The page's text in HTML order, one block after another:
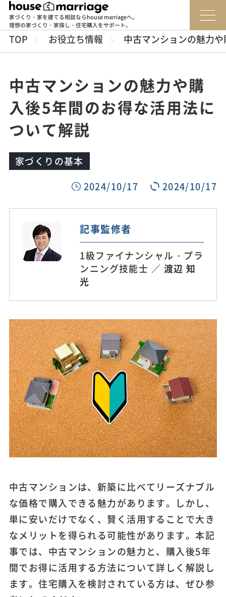
家づくり・家を建てる相談ならhouse marriageへ。
理想の家づくり・家探し・住宅購入をサポート。
TOP お役立ち情報 中古マンションの魅力
中古マンションの魅力や購
入後5年間のお得な活用法に
ついて解説
家づくりの基本
2024/10/17
2024/10/17
記事監修者
1級ファイナンシャル・プラ
ンニング技能士 ／ 渡辺 知
光
中古マンションは、新築に比べてリーズナブル
な価格で購入できる魅力があります。しかし、
単に安いだけでなく、賢く活用することで大き
なメリットを得られる可能性があります。本記
事では、中古マンションの魅力と、購入後5年
間でお得に活用する方法について詳しく解説し
ます。住宅購入を検討されている方は、ぜひ参